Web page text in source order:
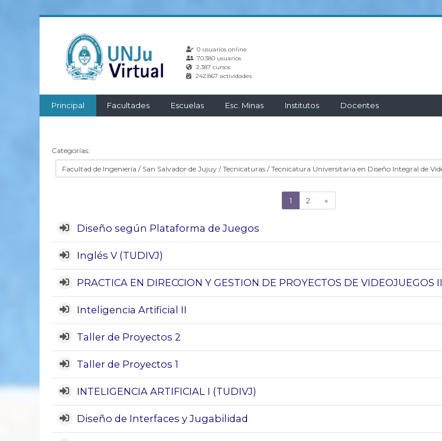
0 usuarios online
70.380 usuarios
2.387 cursos
242.867 actividades
Principal Facultades Escuelas Esc. Minas Institutos Docentes
Categorías:
1(actual)
2 »Siguiente
Diseño según Plataforma de Juegos
Inglés V (TUDIVJ)
PRACTICA EN DIRECCION Y GESTION DE PROYECTOS DE VIDEOJUEGOS II
Inteligencia Artificial II
Taller de Proyectos 2
Taller de Proyectos 1
INTELIGENCIA ARTIFICIAL I (TUDIVJ)
Diseño de Interfaces y Jugabilidad